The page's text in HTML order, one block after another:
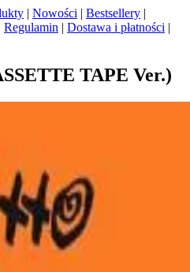
| Nowości | Bestsellery |
Regulamin | Dostawa i płatności |
TAPE Ver.)